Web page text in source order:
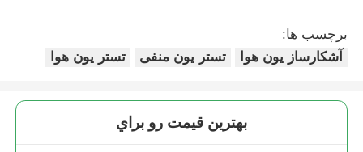
ترمومتر فیبر نوری
برچسب ها:
آشکارساز یون هوا
تستر یون منفی تستر یون هوا
بهترين قيمت رو براي